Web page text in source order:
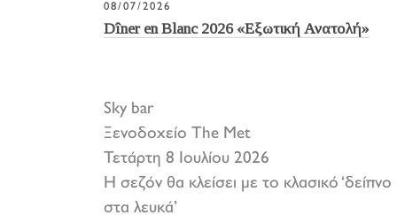
08/07/2026
Dîner en Blanc 2026 «Εξωτική Ανατολή»
Sky bar
Ξενοδοχείο The Met
Τετάρτη 8 Ιουλίου 2026
Η σεζόν θα κλείσει με το κλασικό ‘δείπνο
στα λευκά’